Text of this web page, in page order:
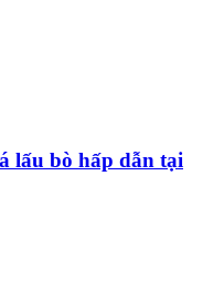
lấu bò hấp dẫn tại